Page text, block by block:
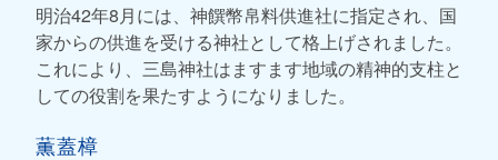
明治42年8月には、神饌幣帛料供進社に指定され、国
家からの供進を受ける神社として格上げされました。
これにより、三島神社はますます地域の精神的支柱と
しての役割を果たすようになりました。
薫蓋樟